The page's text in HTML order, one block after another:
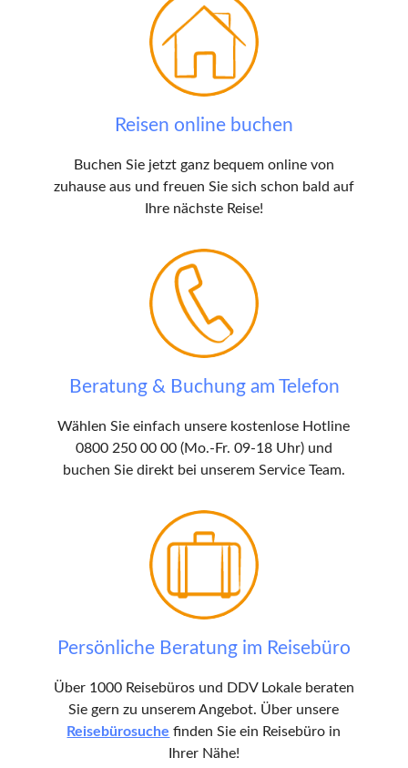
Reisen online buchen
Buchen Sie jetzt ganz bequem online von
zuhause aus und freuen Sie sich schon bald auf
Ihre nächste Reise!
Beratung & Buchung am Telefon
Wählen Sie einfach unsere kostenlose Hotline
0800 250 00 00 (Mo.-Fr. 09-18 Uhr) und
buchen Sie direkt bei unserem Service Team.
Persönliche Beratung im Reisebüro
Über 1000 Reisebüros und DDV Lokale beraten
Sie gern zu unserem Angebot. Über unsere
Reisebürosuche finden Sie ein Reisebüro in
Ihrer Nähe!